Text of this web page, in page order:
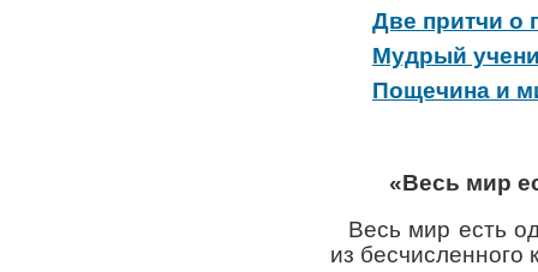
Две притчи о
Мудрый
Пощечина и
«Весь мир
Весь мир есть
из бесчисленного